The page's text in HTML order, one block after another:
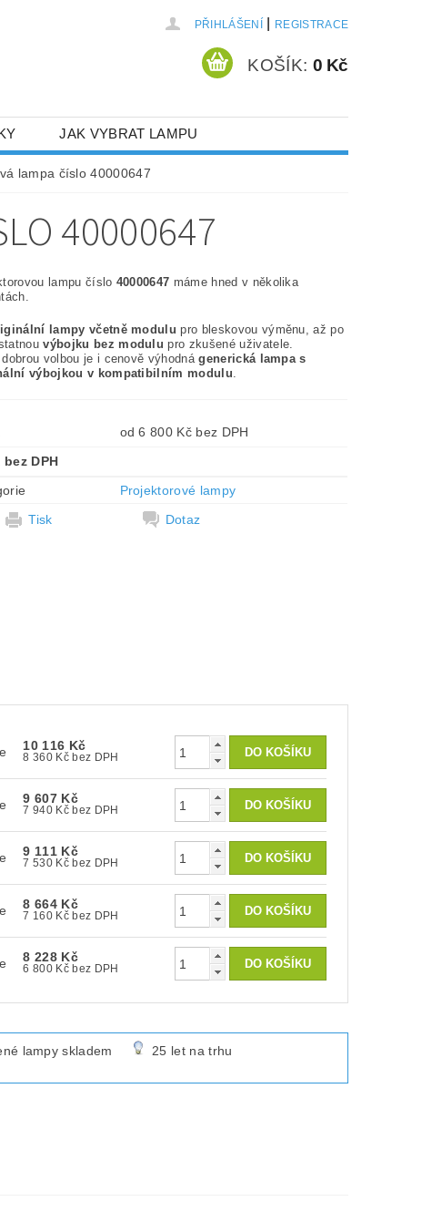
PŘIHLÁŠENÍ REGISTRACE
KOŠÍK: 0 Kč
JAK VYBRAT LAMPU
lampa číslo 40000647
40000647
lampu číslo 40000647 máme hned v několika
lampy včetně modulu pro bleskovou výměnu, až po
výbojku bez modulu pro zkušené uživatele.
dobrou volbou je i cenově výhodnágenerická lampa s
výbojkou v kompatibilním modulu.
od 6 800 Kč bez DPH
bez DPH
Projektorové lampy
Tisk
Dotaz
10 116 Kč
8 360 Kč bez DPH
9 607 Kč
7 940 Kč bez DPH
9 111 Kč
7 530 Kč bez DPH
8 664 Kč
7 160 Kč bez DPH
8 228 Kč
6 800 Kč bez DPH
lampy skladem 25 let na trhu